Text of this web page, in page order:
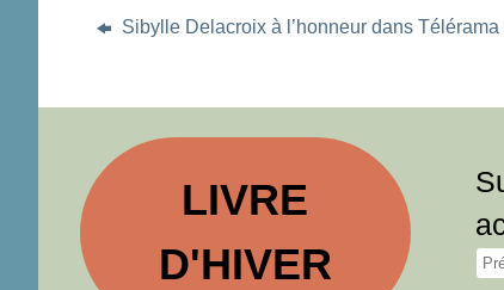
Sibylle Delacroix à l’honneur dans Télérama
LIVRE
D'HIVER